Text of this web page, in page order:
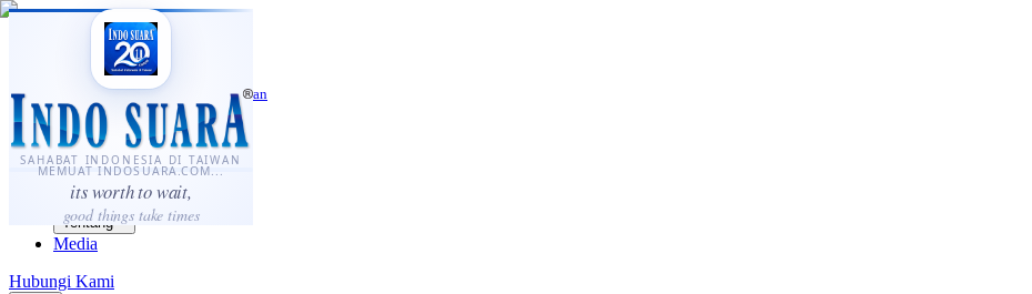
SAHABAT INDONESIA DI TAIWAN
MEMUAT INDOSUARA.COM...
its worth to wait,
good things take times
·...
⌘K
Sahabat Indonesia di Taiwan
Berita
Layanan
Komunitas
Panduan
Tentang
Media
Hubungi Kami